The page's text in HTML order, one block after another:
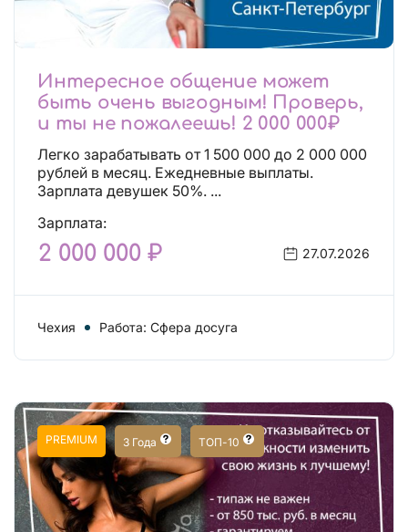
Интересное общение может
быть очень выгодным! Проверь,
и ты не пожалеешь! 2 000 000₽
Легко зарабатывать от 1 500 000 до 2 000 000
рублей в месяц. Ежедневные выплаты.
Зарплата девушек 50%. ...
Зарплата:
2 000 000 ₽ 27.07.2026
Чехия Работа: Сфера досуга
PREMIUM 3 Года ТОП-10